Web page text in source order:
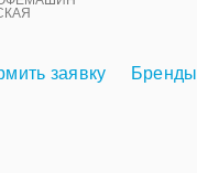
заявку Бренды